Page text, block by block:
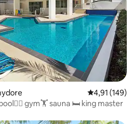
Prosječna
4,91 (149)
gym🏋️ sauna 🛏 king master